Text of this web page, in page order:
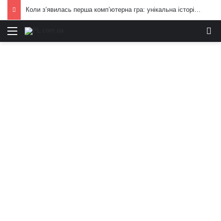
Коли з’явилась перша комп’ютерна гра: унікальна історія цілої індустрії
Меню